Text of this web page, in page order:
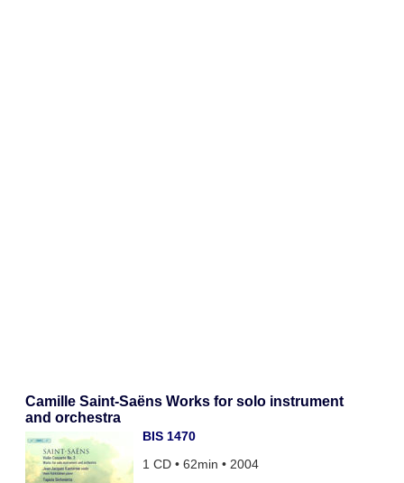
Camille Saint-Saëns Works for solo instrument
and orchestra
BIS 1470
1 CD • 62min • 2004